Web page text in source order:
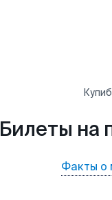
Билеты на
Факты о